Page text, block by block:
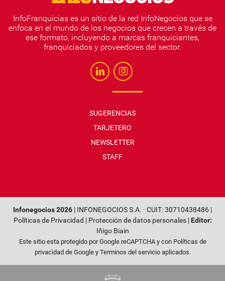
InfoFranquicias es un sitio de la red InfoNegocios que se
enfoca en el mundo de los negocios que crecen a través de
ese formato, incluyendo a marcas franquiciantes,
franquiciados y proveedores del sector.
SUGERENCIAS
TARJETERO
NEWSLETTER
STAFF
Infonegocios 2026 | INFONEGOCIOS S.A. · CUIT: 30710438486 |
Políticas de Privacidad | Protección de datos personales| Editor:
Iñigo Biain
Este sitio esta protegido por Google reCAPTCHA y con Políticas de
privacidad de Googley Terminos del servicioaplicados.